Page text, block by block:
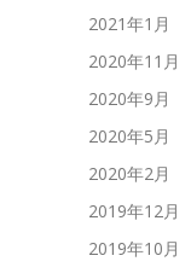
2021年1月
2020年11月
2020年9月
2020年5月
2020年2月
2019年12月
2019年10月